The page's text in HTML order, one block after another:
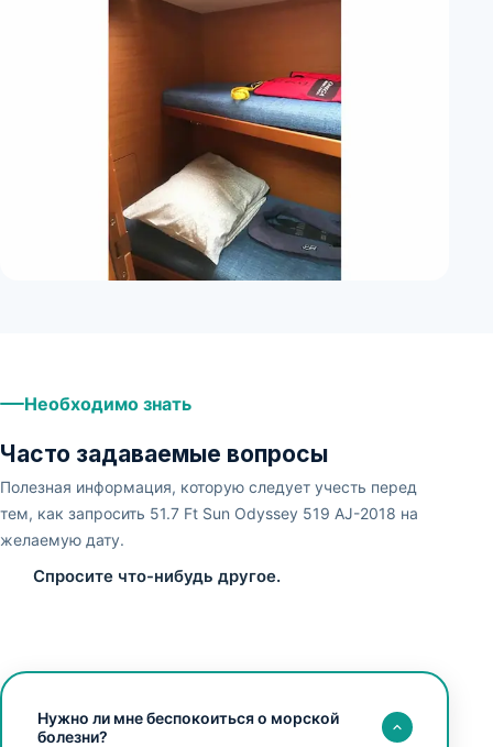
Необходимо знать
Часто задаваемые вопросы
Полезная информация, которую следует учесть перед
тем, как запросить 51.7 Ft Sun Odyssey 519 AJ-2018 на
желаемую дату.
Спросите что-нибудь другое.
Нужно ли мне беспокоиться о морской
болезни?